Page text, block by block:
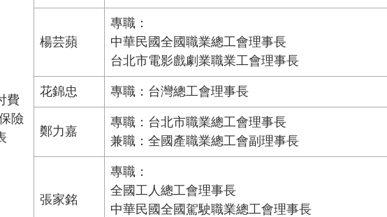
費
險
楊芸蘋
專職：
中華民國全國職業總工會理事長
台北市電影戲劇業職業工會理事長
花錦忠 專職：台灣總工會理事長
鄭力嘉
專職：台北市職業總工會理事長
兼職：全國產職業總工會副理事長
張家銘
專職：
全國工人總工會理事長
中華民國全國駕駛職業總工會理事長